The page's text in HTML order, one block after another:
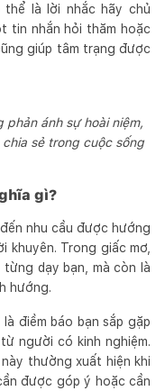
thể là lời nhắc hãy chủ
tin nhắn hỏi thăm hoặc
giúp tâm trạng được
ánh sự hoài niệm,
sẻ trong cuộc sống
gì?
nhu cầu được hướng
khuyên. Trong giấc mơ,
dạy bạn, mà còn là
hướng.
điềm báo bạn sắp gặp
người có kinh nghiệm.
thường xuất hiện khi
được góp ý hoặc cần